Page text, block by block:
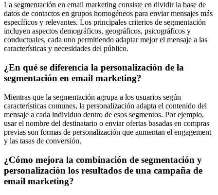
La segmentación en email marketing consiste en dividir la base de
datos de contactos en grupos homogéneos para enviar mensajes más
específicos y relevantes. Los principales criterios de segmentación
incluyen aspectos demográficos, geográficos, psicográficos y
conductuales, cada uno permitiendo adaptar mejor el mensaje a las
características y necesidades del público.
¿En qué se diferencia la personalización de la
segmentación en email marketing?
Mientras que la segmentación agrupa a los usuarios según
características comunes, la personalización adapta el contenido del
mensaje a cada individuo dentro de esos segmentos. Por ejemplo,
usar el nombre del destinatario o enviar ofertas basadas en compras
previas son formas de personalización que aumentan el engagement
y las tasas de conversión.
¿Cómo mejora la combinación de segmentación y
personalización los resultados de una campaña de
email marketing?